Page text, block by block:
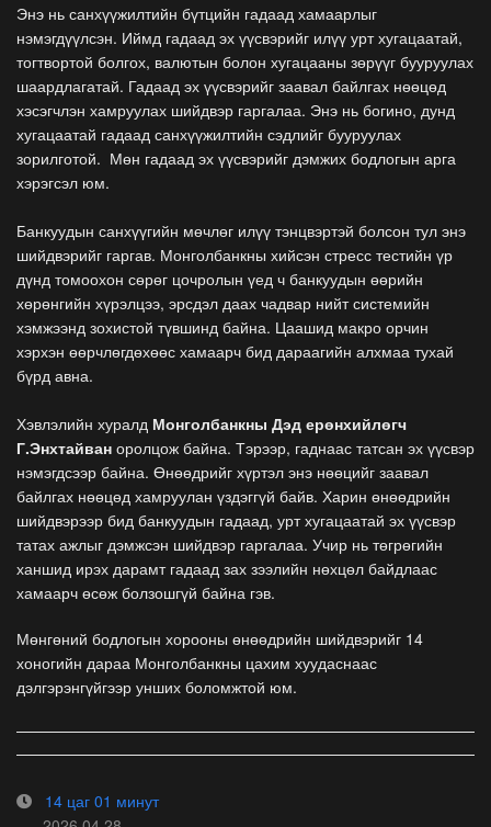
Энэ нь санхүүжилтийн бүтцийн гадаад хамаарлыг
нэмэгдүүлсэн. Иймд гадаад эх үүсвэрийг илүү урт хугацаатай,
тогтвортой болгох, валютын болон хугацааны зөрүүг бууруулах
шаардлагатай. Гадаад эх үүсвэрийг заавал байлгах нөөцөд
хэсэгчлэн хамруулах шийдвэр гаргалаа. Энэ нь богино, дунд
хугацаатай гадаад санхүүжилтийн сэдлийг бууруулах
зорилготой. Мөн гадаад эх үүсвэрийг дэмжих бодлогын арга
хэрэгсэл юм.
Банкуудын санхүүгийн мөчлөг илүү тэнцвэртэй болсон тул энэ
шийдвэрийг гаргав. Монголбанкны хийсэн стресс тестийн үр
дүнд томоохон сөрөг цочролын үед ч банкуудын өөрийн
хөрөнгийн хүрэлцээ, эрсдэл даах чадвар нийт системийн
хэмжээнд зохистой түвшинд байна. Цаашид макро орчин
хэрхэн өөрчлөгдөхөөс хамаарч бид дараагийн алхмаа тухай
бүрд авна.
Хэвлэлийн хуралд Монголбанкны Дэд ерөнхийлөгч
Г.Энхтайван оролцож байна. Тэрээр, гаднаас татсан эх үүсвэр
нэмэгдсээр байна. Өнөөдрийг хүртэл энэ нөөцийг заавал
байлгах нөөцөд хамруулан үздэггүй байв. Харин өнөөдрийн
шийдвэрээр бид банкуудын гадаад, урт хугацаатай эх үүсвэр
татах ажлыг дэмжсэн шийдвэр гаргалаа. Учир нь төгрөгийн
ханшид ирэх дарамт гадаад зах зээлийн нөхцөл байдлаас
хамаарч өсөж болзошгүй байна гэв.
Мөнгөний бодлогын хорооны өнөөдрийн шийдвэрийг 14
хоногийн дараа Монголбанкны цахим хуудаснаас
дэлгэрэнгүйгээр унших боломжтой юм.
14 цаг 01 минут